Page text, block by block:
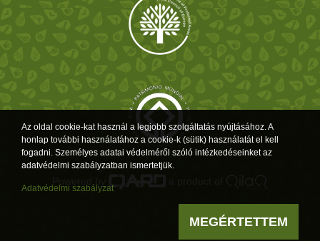
Az oldal cookie-kat használ a legjobb szolgáltatás nyújtásához. A
honlap további használatához a cookie-k (sütik) használatát el kell
fogadni. Személyes adatai védelméről szóló intézkedéseinket az
adatvédelmi szabályzatban ismertetjük.
Adatvédelmi szabályzat
MEGÉRTETTEM